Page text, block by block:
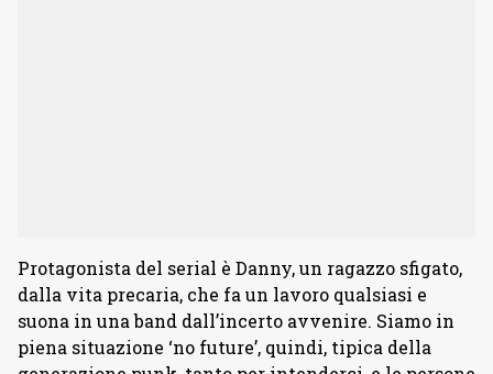
Protagonista del serial è Danny, un ragazzo sfigato,
dalla vita precaria, che fa un lavoro qualsiasi e
suona in una band dall’incerto avvenire. Siamo in
piena situazione ‘no future’, quindi, tipica della